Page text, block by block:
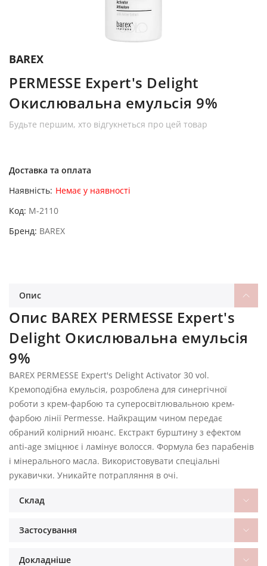
BAREX
PERMESSE Expert's Delight
Окислювальна емульсія 9%
Будьте першим, хто відгукнеться про цей товар
Доставка та оплата
Наявність: Немає у наявності
Код M-2110
Бренд BAREX
Опис
Опис BAREX PERMESSE Expert's
Delight Окислювальна емульсія
9%
BAREX PERMESSE Expert's Delight Activator 30 vol.
Кремоподібна емульсія, розроблена для синергічної
роботи з крем-фарбою та суперосвітлювальною крем-
фарбою лінії Permesse. Найкращим чином передає
обраний колірний нюанс. Екстракт бурштину з ефектом
anti-age зміцнює і ламінує волосся. Формула без парабенів
і мінерального масла. Використовувати спеціальні
рукавички. Уникайте потрапляння в очі.
Склад
Застосування
Докладніше